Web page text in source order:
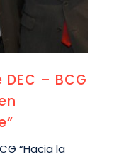
– BCG
“Hacia la